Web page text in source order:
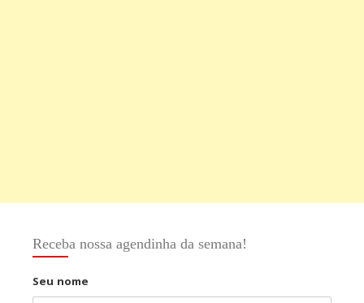
Receba nossa agendinha da semana!
Seu nome